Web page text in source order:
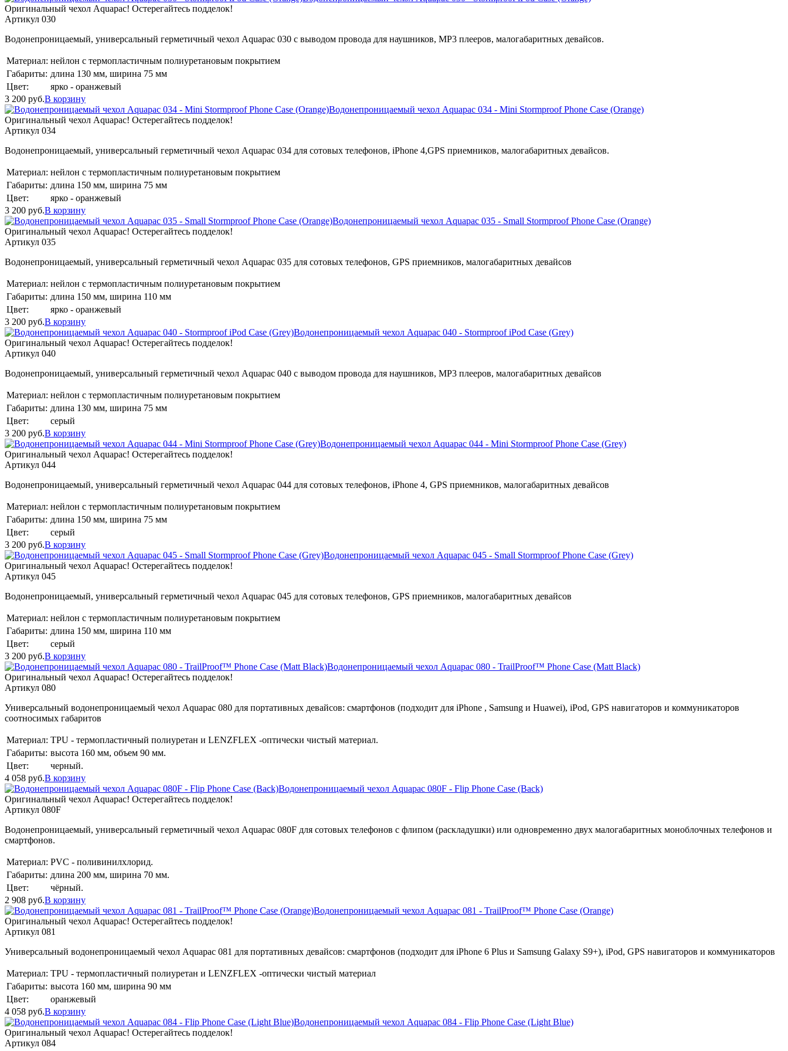
Оригинальный чехол Aquapac! Остерегайтесь подделок!
Артикул 030
Водонепроницаемый, универсальный герметичный чехол Aquapac 030 с выводом провода для наушников, МР3 плееров, малогабаритных девайсов.
Материал: нейлон с термопластичным полиуретановым покрытием
Габариты: длина 130 мм, ширина 75 мм
Цвет:
ярко - оранжевый
3 200 руб.В корзину
Водонепроницаемый чехол Aquapac 034 - Mini Stormproof Phone Case (Orange)
Оригинальный чехол Aquapac! Остерегайтесь подделок!
Артикул 034
Водонепроницаемый, универсальный герметичный чехол Aquapac 034 для сотовых телефонов, iPhone 4,GPS приемников, малогабаритных девайсов.
Материал: нейлон с термопластичным полиуретановым покрытием
Габариты: длина 150 мм, ширина 75 мм
Цвет:
ярко - оранжевый
3 200 руб.В корзину
Водонепроницаемый чехол Aquapac 035 - Small Stormproof Phone Case (Orange)
Оригинальный чехол Aquapac! Остерегайтесь подделок!
Артикул 035
Водонепроницаемый, универсальный герметичный чехол Aquapac 035 для сотовых телефонов, GPS приемников, малогабаритных девайсов
Материал: нейлон с термопластичным полиуретановым покрытием
Габариты: длина 150 мм, ширина 110 мм
Цвет:
ярко - оранжевый
3 200 руб.В корзину
Водонепроницаемый чехол Aquapac 040 - Stormproof iPod Case (Grey)
Оригинальный чехол Aquapac! Остерегайтесь подделок!
Артикул 040
Водонепроницаемый, универсальный герметичный чехол Aquapac 040 с выводом провода для наушников, МР3 плееров, малогабаритных девайсов
Материал: нейлон с термопластичным полиуретановым покрытием
Габариты: длина 130 мм, ширина 75 мм
Цвет:
серый
3 200 руб.В корзину
Водонепроницаемый чехол Aquapac 044 - Mini Stormproof Phone Case (Grey)
Оригинальный чехол Aquapac! Остерегайтесь подделок!
Артикул 044
Водонепроницаемый, универсальный герметичный чехол Aquapac 044 для сотовых телефонов, iPhone 4, GPS приемников, малогабаритных девайсов
Материал: нейлон с термопластичным полиуретановым покрытием
Габариты: длина 150 мм, ширина 75 мм
Цвет:
серый
3 200 руб.В корзину
Водонепроницаемый чехол Aquapac 045 - Small Stormproof Phone Case (Grey)
Оригинальный чехол Aquapac! Остерегайтесь подделок!
Артикул 045
Водонепроницаемый, универсальный герметичный чехол Aquapac 045 для сотовых телефонов, GPS приемников, малогабаритных девайсов
Материал: нейлон с термопластичным полиуретановым покрытием
Габариты: длина 150 мм, ширина 110 мм
Цвет:
серый
3 200 руб.В корзину
Водонепроницаемый чехол Aquapac 080 - TrailProof™ Phone Case (Matt Black)
Оригинальный чехол Aquapac! Остерегайтесь подделок!
Артикул 080
Универсальный водонепроницаемый чехол Aquapac 080 для портативных девайсов: смартфонов (подходит для iPhone , Samsung и Huawei), iPod, GPS навигаторов и коммуникаторов
соотносимых габаритов
Материал: TPU - термопластичный полиуретан и LENZFLEX -оптически чистый материал.
Габариты: высота 160 мм, объем 90 мм.
Цвет:
черный.
4 058 руб.В корзину
Водонепроницаемый чехол Aquapac 080F - Flip Phone Case (Back)
Оригинальный чехол Aquapac! Остерегайтесь подделок!
Артикул 080F
Водонепроницаемый, универсальный герметичный чехол Aquapac 080F для сотовых телефонов с флипом (раскладушки) или одновременно двух малогабаритных моноблочных телефонов и
смартфонов.
Материал: PVC - поливинилхлорид.
Габариты: длина 200 мм, ширина 70 мм.
Цвет:
чёрный.
2 908 руб.В корзину
Водонепроницаемый чехол Aquapac 081 - TrailProof™ Phone Case (Orange)
Оригинальный чехол Aquapac! Остерегайтесь подделок!
Артикул 081
Универсальный водонепроницаемый чехол Aquapac 081 для портативных девайсов: смартфонов (подходит для iPhone 6 Plus и Samsung Galaxy S9+), iPod, GPS навигаторов и коммуникаторов
Материал: TPU - термопластичный полиуретан и LENZFLEX -оптически чистый материал
Габариты: высота 160 мм, ширина 90 мм
Цвет:
оранжевый
4 058 руб.В корзину
Водонепроницаемый чехол Aquapac 084 - Flip Phone Case (Light Blue)
Оригинальный чехол Aquapac! Остерегайтесь подделок!
Артикул 084